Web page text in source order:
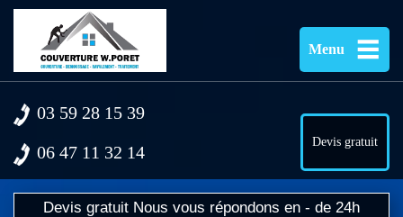
Menu
03 59 28 15 39
06 47 11 32 14
Devis gratuit
Devis gratuit Nous vous répondons en - de 24h